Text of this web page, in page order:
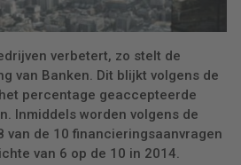
verbetert, zo stelt de
van Banken. Dit blijkt volgens de
percentage geaccepteerde
Inmiddels worden volgens de
van de 10 financieringsaanvragen
van 6 op de 10 in 2014.